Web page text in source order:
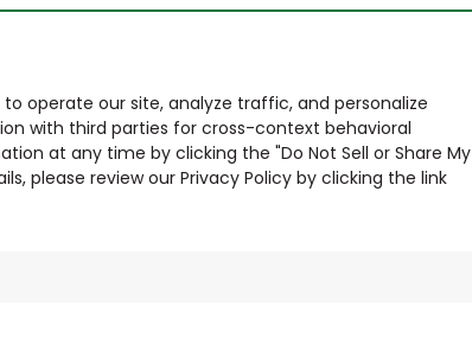
operate our site, analyze traffic, and personalize
with third parties for cross-context behavioral
at any time by clicking the "Do Not Sell or Share My
please review our Privacy Policy by clicking the link